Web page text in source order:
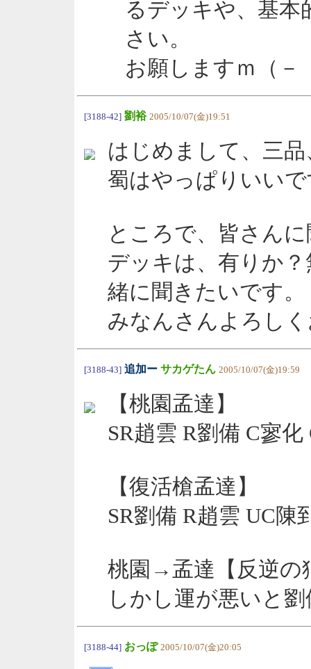
るデッキや、基本
さい。
お願しますｍ（
[3188-42] 劉裕 2005/10/07(金)19:51
はじめまして、三
蜀はやっぱりいい
ところで、皆さん
デッキは、有りか
緒に聞きたいです。
みなんさんよろし
[3188-43] 追加ー サカゲたん 2005/10/07(金)19:59
【桃園孟達】
SR趙雲 R劉備 C寥
【復活槍孟達】
SR劉備 R趙雲 UC陳
桃園→孟達【反逆の
しかし運が悪いと
[3188-44] おっぽ 2005/10/07(金)20:05